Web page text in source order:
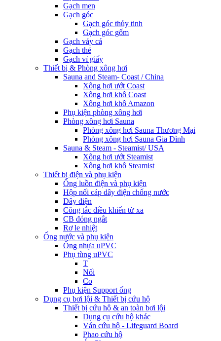
Gạch men
Gạch góc
Gạch góc thủy tinh
Gạch góc gốm
Gạch vảy cá
Gạch thẻ
Gạch vỉ giấy
Thiết bị & Phòng xông hơi
Sauna and Steam- Coast / China
Xông hơi ướt Coast
Xông hơi khô Coast
Xông hơi khô Amazon
Phụ kiện phòng xông hơi
Phòng xông hơi Sauna
Phòng xông hơi Sauna Thương Mại
Phòng xông hơi Sauna Gia Đình
Sauna & Steam - Steamist/ USA
Xông hơi ướt Steamist
Xông hơi khô Steamist
Thiết bị điện và phụ kiện
Ống luồn điện và phụ kiện
Hộp nối cáp dây điện chống nước
Dây điện
Công tắc điều khiển từ xa
CB đóng ngắt
Rơ le nhiệt
Ống nước và phụ kiện
Ống nhựa uPVC
Phụ tùng uPVC
T
Nối
Co
Phụ kiện Support ống
Dụng cụ bơi lội & Thiết bị cứu hộ
Thiết bị cứu hộ & an toàn bơi lội
Dụng cụ cứu hộ khác
Ván cứu hộ - Lifeguard Board
Phao cứu hộ